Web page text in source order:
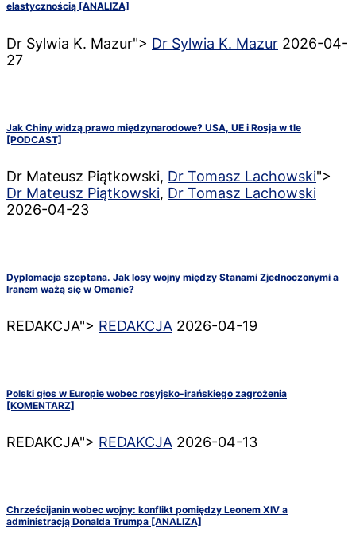
elastycznością [ANALIZA]
Dr Sylwia K. Mazur"> Dr Sylwia K. Mazur 2026-04-
27
Jak Chiny widzą prawo międzynarodowe? USA, UE i Rosja w tle
[PODCAST]
Dr Mateusz Piątkowski, Dr Tomasz Lachowski">
Dr Mateusz Piątkowski, Dr Tomasz Lachowski
2026-04-23
Dyplomacja szeptana. Jak losy wojny między Stanami Zjednoczonymi a
Iranem ważą się w Omanie?
REDAKCJA"> REDAKCJA 2026-04-19
Polski głos w Europie wobec rosyjsko-irańskiego zagrożenia
[KOMENTARZ]
REDAKCJA"> REDAKCJA 2026-04-13
Chrześcijanin wobec wojny: konflikt pomiędzy Leonem XIV a
administracją Donalda Trumpa [ANALIZA]